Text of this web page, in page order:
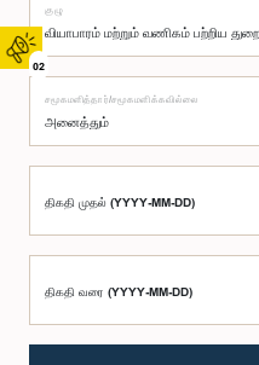
02
குழு
சமூகமளித்தார்/சமூகமளிக்கவில்லை
திகதி முதல் (YYYY-MM-DD)
திகதி வரை (YYYY-MM-DD)